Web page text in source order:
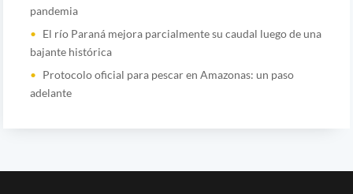
pandemia
El río Paraná mejora parcialmente su caudal luego de una
bajante histórica
Protocolo oficial para pescar en Amazonas: un paso
adelante